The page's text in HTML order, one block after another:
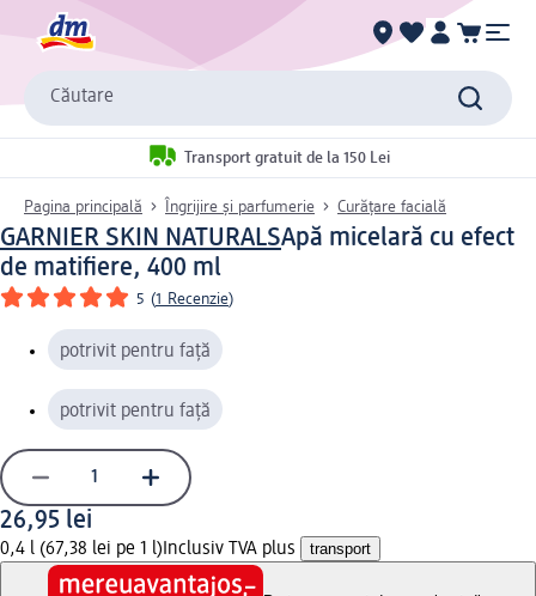
Căutare
Transport gratuit de la 150 Lei
Pagina principală Îngrijire și parfumerie Curățare facială
GARNIER SKIN NATURALSApă micelară cu efect
de matifiere, 400 ml
5 (1 Recenzie)
potrivit pentru față
potrivit pentru față
26,95 lei
0,4 l (67,38 lei pe 1 l) Inclusiv TVA plus transport